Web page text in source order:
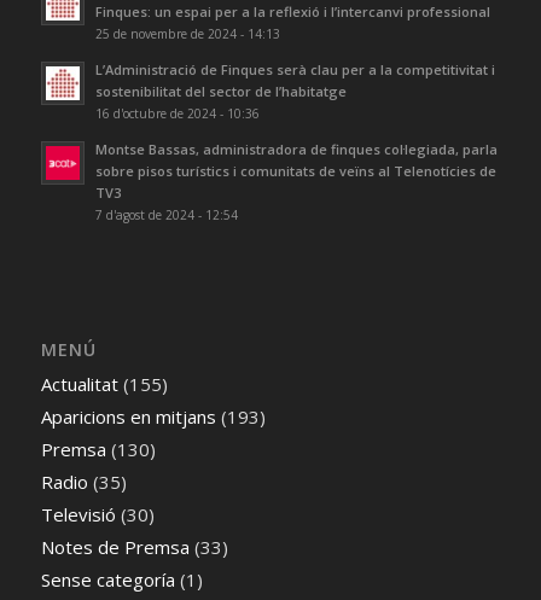
Finques: un espai per a la reflexió i l’intercanvi professional
25 de novembre de 2024 - 14:13
L’Administració de Finques serà clau per a la competitivitat i
sostenibilitat del sector de l’habitatge
16 d'octubre de 2024 - 10:36
Montse Bassas, administradora de finques col·legiada, parla
sobre pisos turístics i comunitats de veïns al Telenotícies de
TV3
7 d'agost de 2024 - 12:54
MENÚ
Actualitat(155)
Aparicions en mitjans (193)
Premsa (130)
Radio (35)
Televisió (30)
Notes de Premsa (33)
Sense categoría (1)